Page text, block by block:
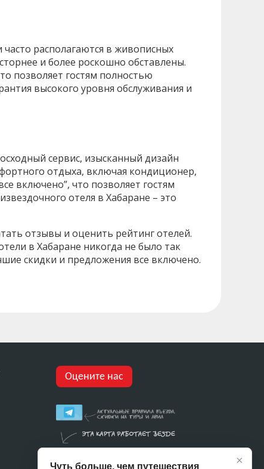
располагаются в живописных
и более роскошно обставлены.
позволяет гостям полностью
высокого уровня обслуживания и
сервис, изысканный дизайн
отдыха, включая кондиционер,
включено”, что позволяет гостям
отеля в Хабаране – это
отзывы и оценить рейтинг отелей.
в Хабаране никогда не было так
скидки и предложения все включено.
Оцените нас
×
Чуть больше, чем путешествия